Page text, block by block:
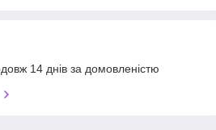
14 днів за домовленістю